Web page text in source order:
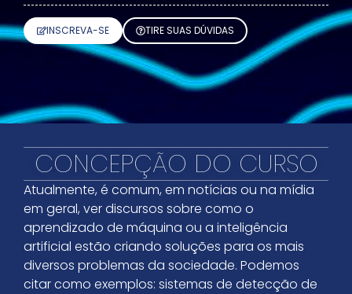
INSCREVA-SE TIRE SUAS DÚVIDAS
CONCEPÇÃO DO CURSO
Atualmente, é comum, em notícias ou na mídia
em geral, ver discursos sobre como o
aprendizado de máquina ou a inteligência
artificial estão criando soluções para os mais
diversos problemas da sociedade. Podemos
citar como exemplos: sistemas de detecção de